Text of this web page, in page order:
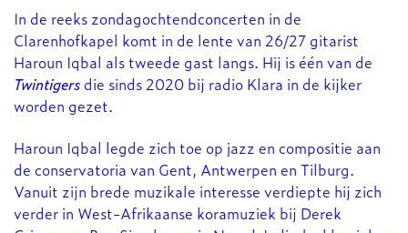
In de reeks zondagochtendconcerten in de
Clarenhofkapel komt in de lente van 26/27 gitarist
Haroun Iqbal als tweede gast langs. Hij is één van de
Twintigers die sinds 2020 bij radio Klara in de kijker
worden gezet.
Haroun Iqbal legde zich toe op jazz en compositie aan
de conservatoria van Gent, Antwerpen en Tilburg.
Vanuit zijn brede muzikale interesse verdiepte hij zich
verder in West-Afrikaanse koramuziek bij Derek
Inzoomen